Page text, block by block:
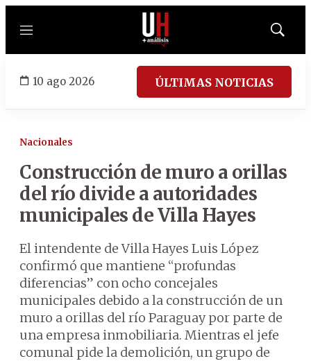
Menú
Mostrar
10 ago 2026 ÚLTIMAS NOTICIAS
Nacionales
Construcción de muro a orillas
del río divide a autoridades
municipales de Villa Hayes
El intendente de Villa Hayes Luis López
confirmó que mantiene “profundas
diferencias” con ocho concejales
municipales debido a la construcción de un
muro a orillas del río Paraguay por parte de
una empresa inmobiliaria. Mientras el jefe
comunal pide la demolición, un grupo de